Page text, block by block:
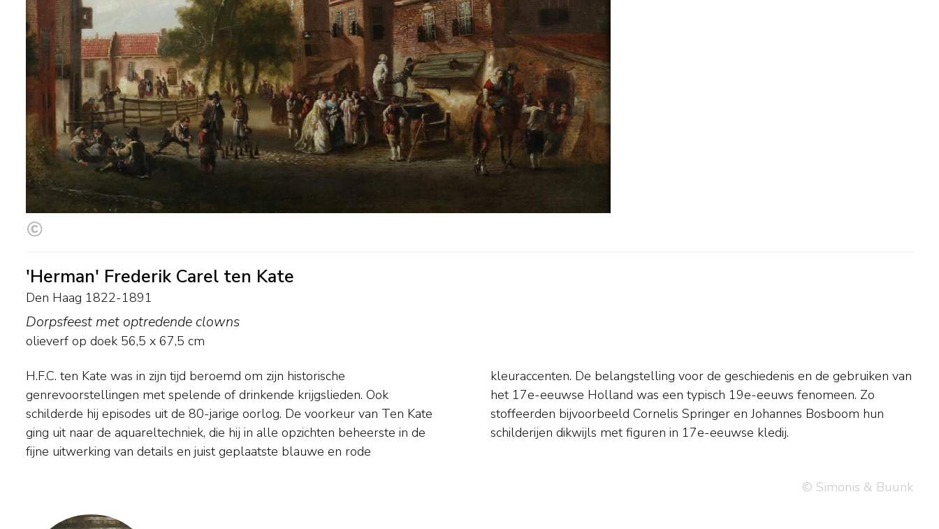
'Herman' Frederik Carel ten Kate
Den Haag 1822-1891
Dorpsfeest met optredende clowns
olieverf op doek 56,5 x 67,5 cm
H.F.C. ten Kate was in zijn tijd beroemd om zijn historische
genrevoorstellingen met spelende of drinkende krijgslieden. Ook
schilderde hij episodes uit de 80-jarige oorlog. De voorkeur van Ten Kate
ging uit naar de aquareltechniek, die hij in alle opzichten beheerste in de
fijne uitwerking van details en juist geplaatste blauwe en rode
kleuraccenten. De belangstelling voor de geschiedenis en de gebruiken van
het 17e-eeuwse Holland was een typisch 19e-eeuws fenomeen. Zo
stoffeerden bijvoorbeeld Cornelis Springer en Johannes Bosboom hun
schilderijen dikwijls met figuren in 17e-eeuwse kledij.
© Simonis & Buunk